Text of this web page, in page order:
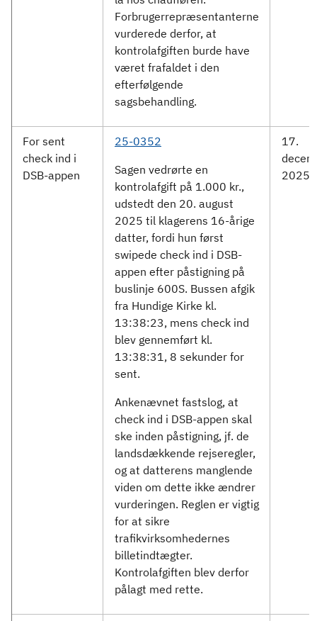
Forbrugerrepræsentanterne
vurderede derfor, at
kontrolafgiften burde have
været frafaldet i den
efterfølgende
sagsbehandling.
For sent
check ind i
DSB-appen
25-0352
Sagen vedrørte en
kontrolafgift på 1.000 kr.,
udstedt den 20. august
2025 til klagerens 16-årige
datter, fordi hun først
swipede check ind i DSB-
appen efter påstigning på
buslinje 600S. Bussen afgik
fra Hundige Kirke kl.
13:38:23, mens check ind
blev gennemført kl.
13:38:31, 8 sekunder for
sent.
Ankenævnet fastslog, at
check ind i DSB-appen skal
ske inden påstigning, jf. de
landsdækkende rejseregler,
og at datterens manglende
viden om dette ikke ændrer
vurderingen. Reglen er vigtig
for at sikre
trafikvirksomhedernes
billetindtægter.
Kontrolafgiften blev derfor
pålagt med rette.
17.
2025